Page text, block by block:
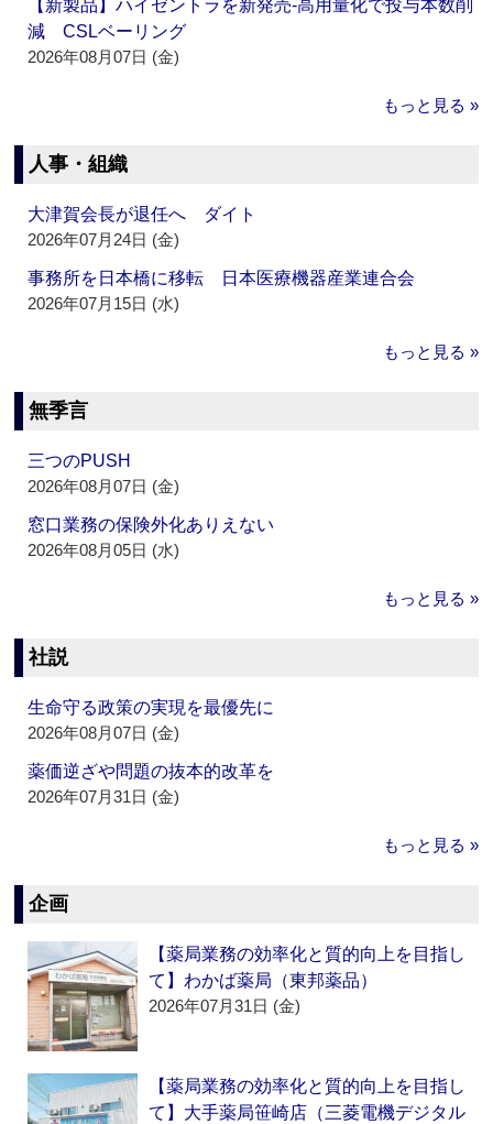
【新製品】ハイゼントラを新発売‐高用量化で投与本数削
減 CSLベーリング
2026年08月07日 (金)
もっと見る »
人事・組織
大津賀会長が退任へ ダイト
2026年07月24日 (金)
事務所を日本橋に移転 日本医療機器産業連合会
2026年07月15日 (水)
もっと見る »
無季言
三つのPUSH
2026年08月07日 (金)
窓口業務の保険外化ありえない
2026年08月05日 (水)
もっと見る »
社説
生命守る政策の実現を最優先に
2026年08月07日 (金)
薬価逆ざや問題の抜本的改革を
2026年07月31日 (金)
もっと見る »
企画
【薬局業務の効率化と質的向上を目指し
て】わかば薬局（東邦薬品）
2026年07月31日 (金)
【薬局業務の効率化と質的向上を目指し
て】大手薬局笹崎店（三菱電機デジタル